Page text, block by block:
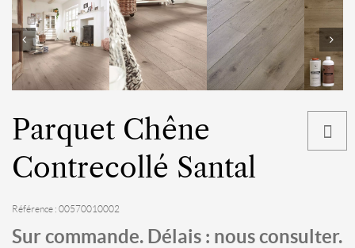
Parquet Chêne
Contrecollé Santal
Référence : 00570010002
Sur commande. Délais : nous consulter.